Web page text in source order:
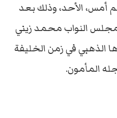
أمس، الأحد، وذلك بعد
النواب محمد زيني
في زمن الخليفة
المأمون.